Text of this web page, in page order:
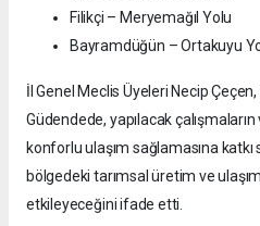
Filikçi – Meryemağıl Yolu
Bayramdüğün – Ortakuyu
İl Genel Meclis Üyeleri Necip
Güdendede, yapılacak
konforlu ulaşım sağlamasına katkı
bölgedeki tarımsal üretim ve
etkileyeceğini ifade etti.